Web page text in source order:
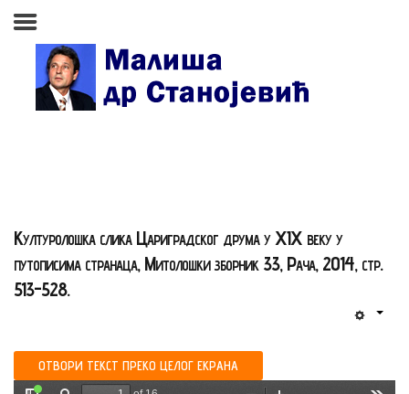
Почетна страна
Изабране студије, чланци,
записи
Контакт
Културолошка слика Цариградског друма у XIX веку у
путописима странаца, Митолошки зборник 33, Рача, 2014, стр.
513-528.
ОТВОРИ ТЕКСТ ПРЕКО ЦЕЛОГ ЕКРАНА